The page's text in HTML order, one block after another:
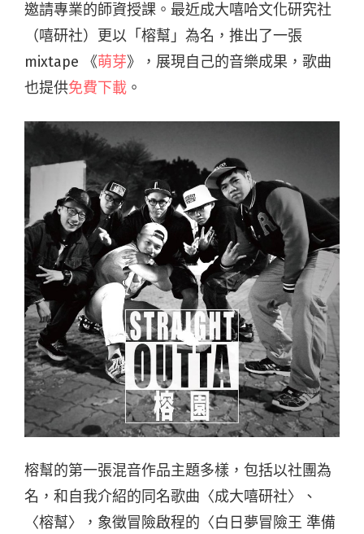
邀請專業的師資授課。最近成大嘻哈文化研究社
（嘻研社）更以「榕幫」為名，推出了一張
mixtape 《萌芽》，展現自己的音樂成果，歌曲
也提供免費下載 。
榕幫的第一張混音作品主題多樣，包括以社團為
名，和自我介紹的同名歌曲〈成大嘻研社〉、
〈榕幫〉，象徵冒險啟程的〈白日夢冒險王 準備